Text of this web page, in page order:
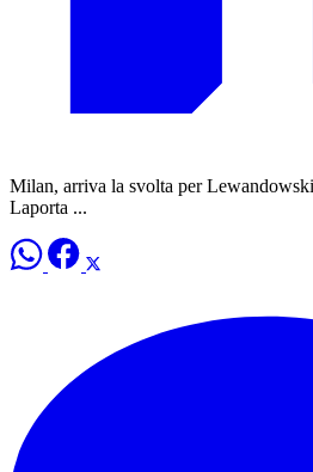
Milan, arriva la svolta per
Laporta ...